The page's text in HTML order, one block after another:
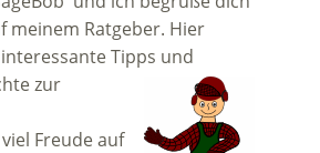
meinem Ratgeber. Hier
Tipps und
zur
Freude auf